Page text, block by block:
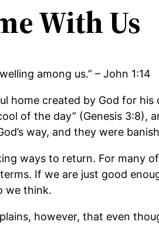
With Us
among us.” – John 1:14
home created by God for
of the day” (Genesis
way, and they were
ways to return. For many
If we are just good
we think.
however, that even